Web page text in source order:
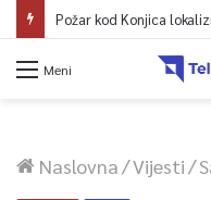
Požar kod Konjica
Meni
Naslovna/Vijesti/